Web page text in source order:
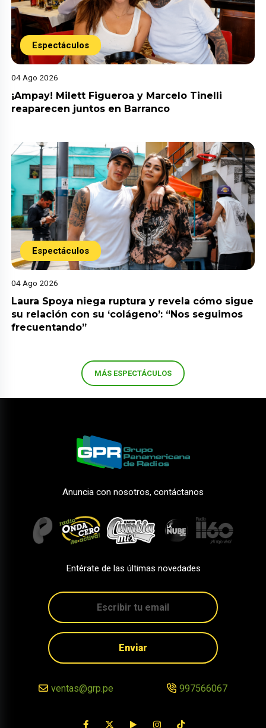
Espectáculos
04 Ago 2026
¡Ampay! Milett Figueroa y Marcelo Tinelli
reaparecen juntos en Barranco
Espectáculos
04 Ago 2026
Laura Spoya niega ruptura y revela cómo sigue
su relación con su ‘colágeno’: “Nos seguimos
frecuentando”
MÁS ESPECTÁCULOS
Anuncia con nosotros, contáctanos
Entérate de las últimas novedades
Enviar
ventas@grp.pe 997566067